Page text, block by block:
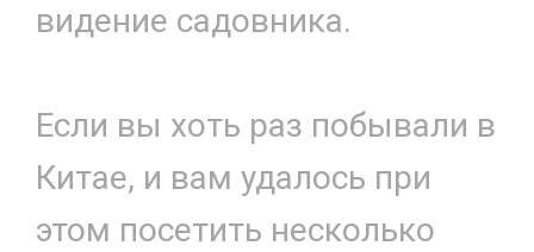
видение садовника.
Если вы хоть раз побывали в
Китае, и вам удалось при
этом посетить несколько